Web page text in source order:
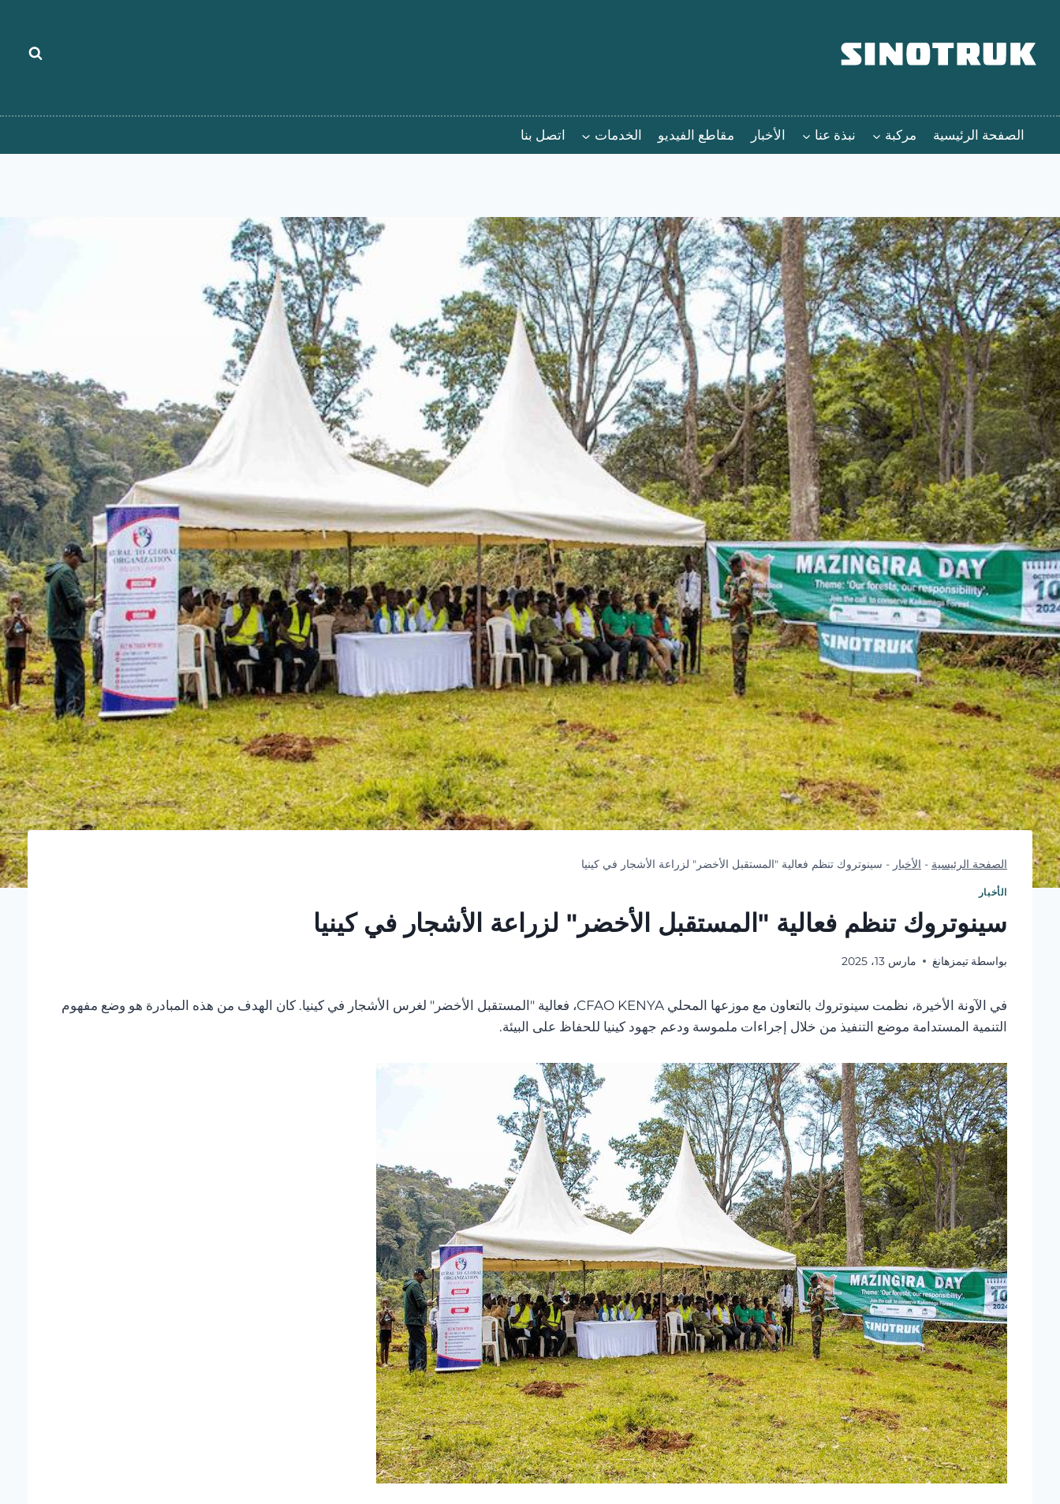
المحتوى
الصفحة الرئيسية مركبة نبذة عنا الأخبار مقاطع الفيديو الخدمات اتصل بنا
الصفحة الرئيسية - الأخبار - سينوتروك تنظم فعالية "المستقبل الأخضر" لزراعة الأشجار في كينيا
الأخبار
سينوتروك تنظم فعالية "المستقبل الأخضر" لزراعة الأشجار في كينيا
بواسطة تيمزهانغ مارس 13، 2025
في الآونة الأخيرة، نظمت سينوتروك بالتعاون مع موزعها المحلي CFAO KENYA، فعالية "المستقبل الأخضر" لغرس الأشجار في كينيا. كان الهدف من هذه المبادرة هو وضع مفهوم
التنمية المستدامة موضع التنفيذ من خلال إجراءات ملموسة ودعم جهود كينيا للحفاظ على البيئة.